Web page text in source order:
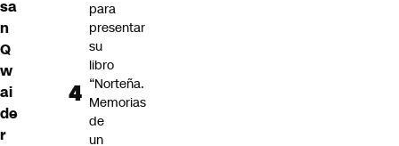
sa
n
Q
w
ai
de
r
para
presentar
su
libro
“Norteña.
Memorias
de
un